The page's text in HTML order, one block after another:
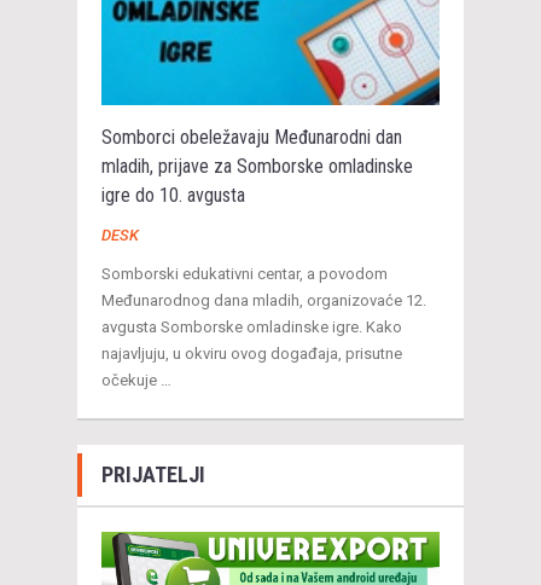
Somborci obeležavaju Međunarodni dan
mladih, prijave za Somborske omladinske
igre do 10. avgusta
DESK
Somborski edukativni centar, a povodom
Međunarodnog dana mladih, organizovaće 12.
avgusta Somborske omladinske igre. Kako
najavljuju, u okviru ovog događaja, prisutne
očekuje …
PRIJATELJI